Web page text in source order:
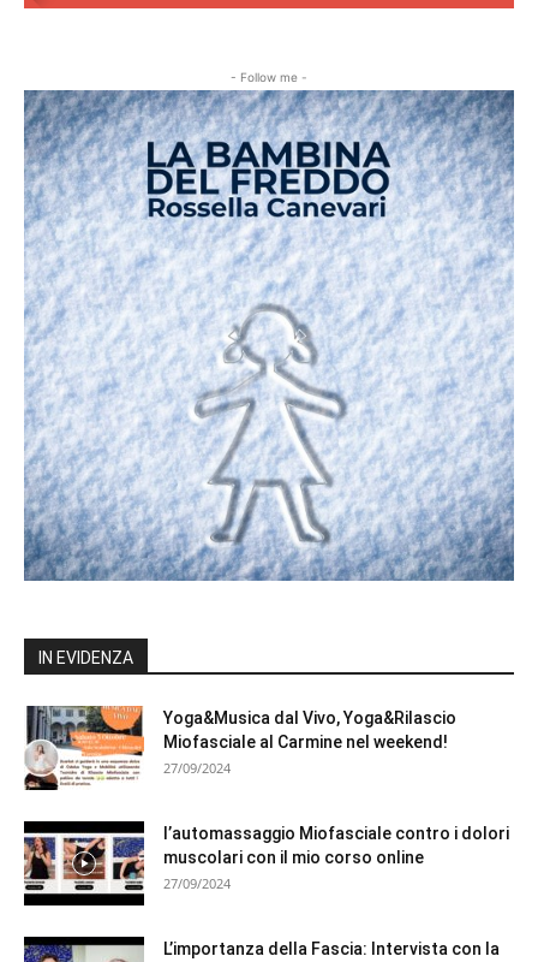
- Follow me -
IN EVIDENZA
Yoga&Musica dal Vivo, Yoga&Rilascio
Miofasciale al Carmine nel weekend!
27/09/2024
l’automassaggio Miofasciale contro i dolori
muscolari con il mio corso online
27/09/2024
L’importanza della Fascia: Intervista con la